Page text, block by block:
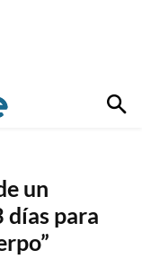
un
días para